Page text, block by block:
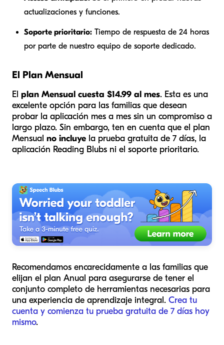
actualizaciones y funciones.
Soporte prioritario: Tiempo de respuesta de 24 horas
por parte de nuestro equipo de soporte dedicado.
El Plan Mensual
El plan Mensual cuesta $14.99 al mes. Esta es una
excelente opción para las familias que desean
probar la aplicación mes a mes sin un compromiso a
largo plazo. Sin embargo, ten en cuenta que el plan
Mensual no incluye la prueba gratuita de 7 días, la
aplicación Reading Blubs ni el soporte prioritario.
Recomendamos encarecidamente a las familias que
elijan el plan Anual para asegurarse de tener el
conjunto completo de herramientas necesarias para
una experiencia de aprendizaje integral. Crea tu
cuenta y comienza tu prueba gratuita de 7 días hoy
mismo.